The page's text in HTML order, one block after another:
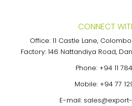
CONNECT
Office: 11 Castle Lane,
Factory: 146 Nattandiya Road,
Phone: +94 11
Mobile: +94 77
E-mail: